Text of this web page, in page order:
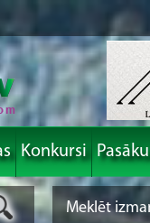
Konkursi